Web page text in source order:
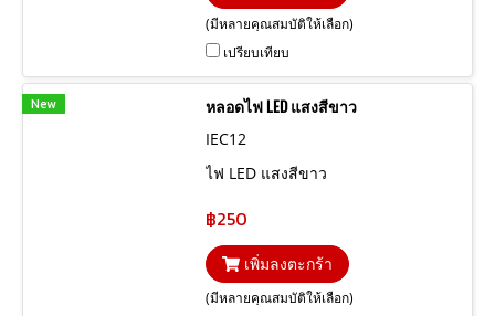
(มีหลายคุณสมบัติให้เลือก)
เปรียบเทียบ
New
หลอดไฟ LED แสงสีขาว
IEC12
ไฟ LED แสงสีขาว
฿250
เพิ่มลงตะกร้า
(มีหลายคุณสมบัติให้เลือก)